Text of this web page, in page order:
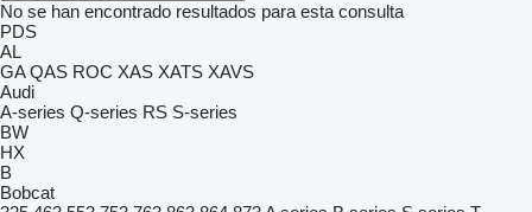
No se han encontrado resultados para esta consulta
PDS
AL
GA QAS ROC XAS XATS XAVS
Audi
A-series Q-series RS S-series
BW
HX
B
Bobcat